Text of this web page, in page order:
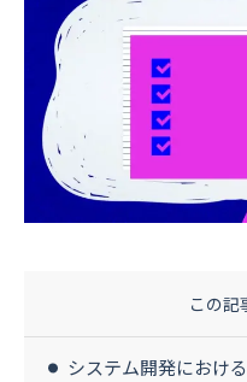
ご利用の流れ
資
この記
システム開発におけ